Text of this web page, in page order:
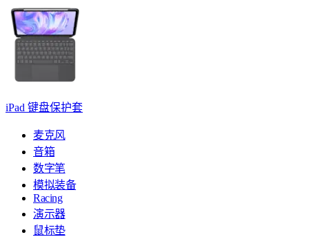
iPad 键盘保护套
麦克风
音箱
数字笔
模拟装备
Racing
演示器
鼠标垫